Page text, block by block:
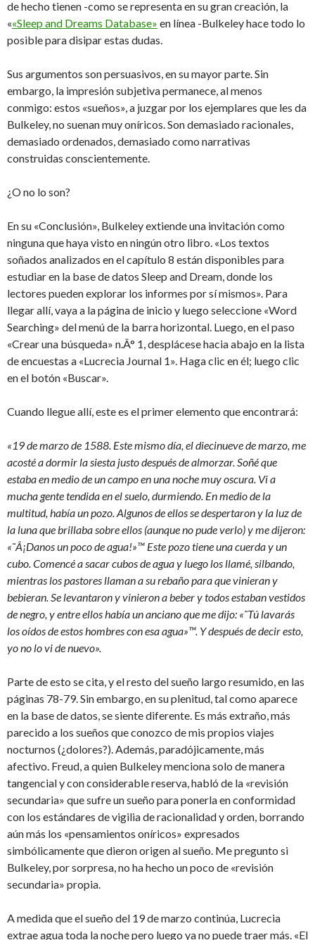
de hecho tienen -como se representa en su gran creación, la
««Sleep and Dreams Database» en línea -Bulkeley hace todo lo
posible para disipar estas dudas.
Sus argumentos son persuasivos, en su mayor parte. Sin
embargo, la impresión subjetiva permanece, al menos
conmigo: estos «sueños», a juzgar por los ejemplares que les da
Bulkeley, no suenan muy oníricos. Son demasiado racionales,
demasiado ordenados, demasiado como narrativas
construidas conscientemente.
¿O no lo son?
En su «Conclusión», Bulkeley extiende una invitación como
ninguna que haya visto en ningún otro libro. «Los textos
soñados analizados en el capítulo 8 están disponibles para
estudiar en la base de datos Sleep and Dream, donde los
lectores pueden explorar los informes por sí mismos». Para
llegar allí, vaya a la página de inicio y luego seleccione «Word
Searching» del menú de la barra horizontal. Luego, en el paso
«Crear una búsqueda» n.Â° 1, desplácese hacia abajo en la lista
de encuestas a «Lucrecia Journal 1». Haga clic en él; luego clic
en el botón «Buscar».
Cuando llegue allí, este es el primer elemento que encontrará:
«19 de marzo de 1588. Este mismo día, el diecinueve de marzo, me
acosté a dormir la siesta justo después de almorzar. Soñé que
estaba en medio de un campo en una noche muy oscura. Vi a
mucha gente tendida en el suelo, durmiendo. En medio de la
multitud, había un pozo. Algunos de ellos se despertaron y la luz de
la luna que brillaba sobre ellos (aunque no pude verlo) y me dijeron:
«˜Â¡Danos un poco de agua!»™ Este pozo tiene una cuerda y un
cubo. Comencé a sacar cubos de agua y luego los llamé, silbando,
mientras los pastores llaman a su rebaño para que vinieran y
bebieran. Se levantaron y vinieron a beber y todos estaban vestidos
de negro, y entre ellos había un anciano que me dijo: «˜Tú lavarás
los oídos de estos hombres con esa agua»™. Y después de decir esto,
yo no lo vi de nuevo».
Parte de esto se cita, y el resto del sueño largo resumido, en las
páginas 78-79. Sin embargo, en su plenitud, tal como aparece
en la base de datos, se siente diferente. Es más extraño, más
parecido a los sueños que conozco de mis propios viajes
nocturnos (¿dolores?). Además, paradójicamente, más
afectivo. Freud, a quien Bulkeley menciona solo de manera
tangencial y con considerable reserva, habló de la «revisión
secundaria» que sufre un sueño para ponerla en conformidad
con los estándares de vigilia de racionalidad y orden, borrando
aún más los «pensamientos oníricos» expresados
simbólicamente que dieron origen al sueño. Me pregunto si
Bulkeley, por sorpresa, no ha hecho un poco de «revisión
secundaria» propia.
A medida que el sueño del 19 de marzo continúa, Lucrecia
extrae agua toda la noche pero luego ya no puede traer más. «El